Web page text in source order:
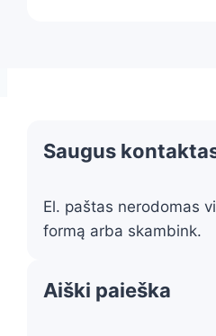
Saugus
El. paštas nerodomas
formą arba skambink.
Aiški paieška